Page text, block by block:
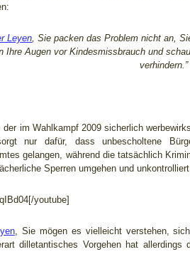
Leyen, Sie packen das Problem nicht an,
Ihre Augen vor Kindesmissbrauch und
verhindern.”
im Wahlkampf 2009 sicherlich
nur dafür, dass unbescholtene
gelangen, während die tatsächlich
Sperren umgehen und
youtube]
, Sie mögen es vielleicht verstehen,
dilletantisches Vorgehen hat